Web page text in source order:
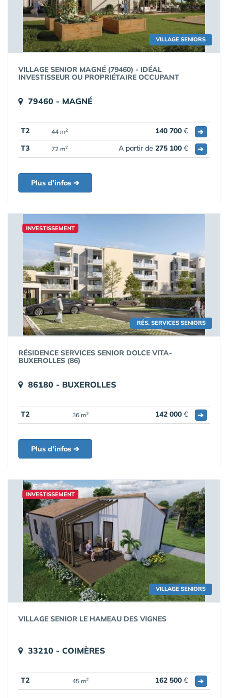
VILLAGE SENIORS
VILLAGE SENIOR MAGNÉ (79460) - IDÉAL
INVESTISSEUR OU PROPRIÉTAIRE OCCUPANT
79460 - MAGNÉ
T2 44 m2 140 700 €
➔
T3
72 m2 A partir de 275 100 € ➔
Plus d'infos ➔
RÉS. SERVICES SENIORS
INVESTISSEMENT
RÉSIDENCE SERVICES SENIOR DOLCE VITA-
BUXEROLLES (86)
86180 - BUXEROLLES
T2 36 m2 142 000 € ➔
Plus d'infos ➔
VILLAGE SENIORS
INVESTISSEMENT
VILLAGE SENIOR LE HAMEAU DES VIGNES
33210 - COIMÈRES
T2 45 m2 162 500 € ➔